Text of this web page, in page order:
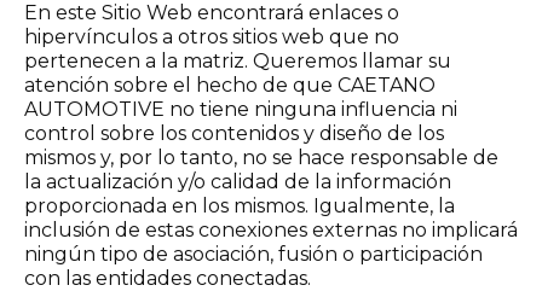
En este Sitio Web encontrará enlaces o
hipervínculos a otros sitios web que no
pertenecen a la matriz. Queremos llamar su
atención sobre el hecho de que CAETANO
AUTOMOTIVE no tiene ninguna influencia ni
control sobre los contenidos y diseño de los
mismos y, por lo tanto, no se hace responsable de
la actualización y/o calidad de la información
proporcionada en los mismos. Igualmente, la
inclusión de estas conexiones externas no implicará
ningún tipo de asociación, fusión o participación
con las entidades conectadas.